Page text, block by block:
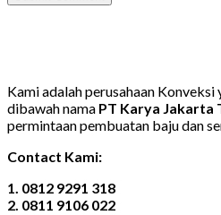
Kami adalah perusahaan
dibawah nama PT Karya Jakarta
permintaan pembuatan baju dan
Contact Kami:
1. 0812 9291 318
2. 0811 9106 022